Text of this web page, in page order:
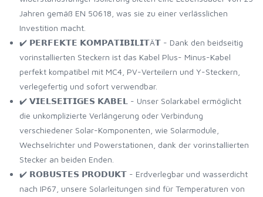
Jahren gemäß EN 50618, was sie zu einer verlässlichen
Investition macht.
✔️ 𝗣𝗘𝗥𝗙𝗘𝗞𝗧𝗘 𝗞𝗢𝗠𝗣𝗔𝗧𝗜𝗕𝗜𝗟𝗜𝗧Ä𝗧 - Dank den beidseitig
vorinstallierten Steckern ist das Kabel Plus- Minus-Kabel
perfekt kompatibel mit MC4, PV-Verteilern und Y-Steckern,
verlegefertig und sofort verwendbar.
✔️ 𝗩𝗜𝗘𝗟𝗦𝗘𝗜𝗧𝗜𝗚𝗘𝗦 𝗞𝗔𝗕𝗘𝗟 - Unser Solarkabel ermöglicht
die unkomplizierte Verlängerung oder Verbindung
verschiedener Solar-Komponenten, wie Solarmodule,
Wechselrichter und Powerstationen, dank der vorinstallierten
Stecker an beiden Enden.
✔️ 𝗥𝗢𝗕𝗨𝗦𝗧𝗘𝗦 𝗣𝗥𝗢𝗗𝗨𝗞𝗧 - Erdverlegbar und wasserdicht
nach IP67, unsere Solarleitungen sind für Temperaturen von